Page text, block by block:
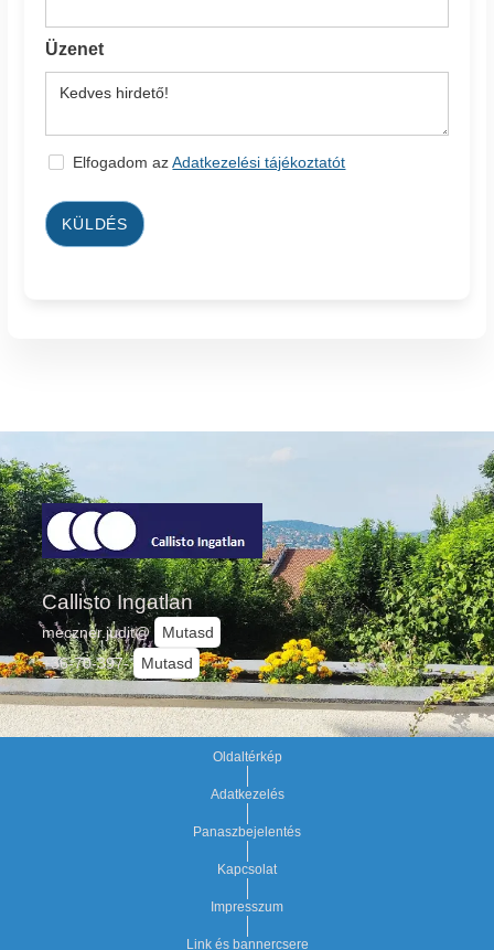
Üzenet
Elfogadom azAdatkezelési tájékoztatót
KÜLDÉS
Callisto Ingatlan
meczner.judit@
Mutasd
+36-70-397-
Mutasd
Oldaltérkép
Adatkezelés
Panaszbejelentés
Kapcsolat
Impresszum
Link és bannercsere